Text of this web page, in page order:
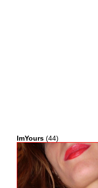
ImYours (44)